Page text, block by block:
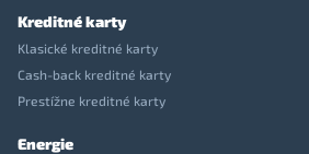
Kreditné karty
Klasické kreditné karty
Cash-back kreditné karty
Prestížne kreditné karty
Energie